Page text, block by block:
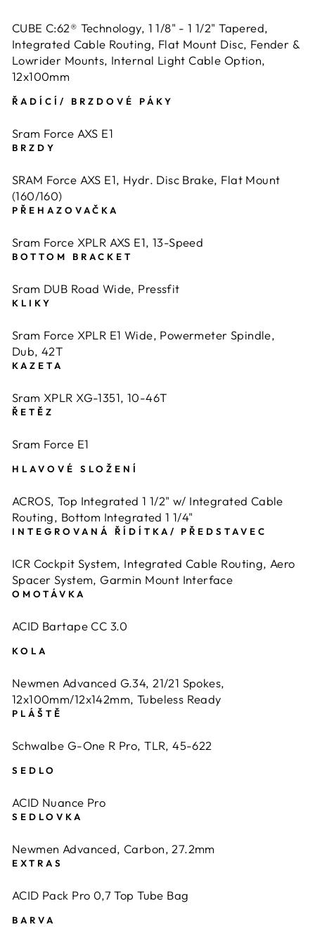
CUBE C:62® Technology, 1 1/8" - 1 1/2" Tapered,
Integrated Cable Routing, Flat Mount Disc, Fender &
Lowrider Mounts, Internal Light Cable Option,
12x100mm
ŘADÍCÍ/ BRZDOVÉ PÁKY
Sram Force AXS E1
BRZDY
SRAM Force AXS E1, Hydr. Disc Brake, Flat Mount
(160/160)
PŘEHAZOVAČKA
Sram Force XPLR AXS E1, 13-Speed
BOTTOM BRACKET
Sram DUB Road Wide, Pressfit
KLIKY
Sram Force XPLR E1 Wide, Powermeter Spindle,
Dub, 42T
KAZETA
Sram XPLR XG-1351, 10-46T
ŘETĚZ
Sram Force E1
HLAVOVÉ SLOŽENÍ
ACROS, Top Integrated 1 1/2" w/ Integrated Cable
Routing, Bottom Integrated 1 1/4"
INTEGROVANÁ ŘÍDÍTKA/ PŘEDSTAVEC
ICR Cockpit System, Integrated Cable Routing, Aero
Spacer System, Garmin Mount Interface
OMOTÁVKA
ACID Bartape CC 3.0
KOLA
Newmen Advanced G.34, 21/21 Spokes,
12x100mm/12x142mm, Tubeless Ready
PLÁŠTĚ
Schwalbe G-One R Pro, TLR, 45-622
SEDLO
ACID Nuance Pro
SEDLOVKA
Newmen Advanced, Carbon, 27.2mm
EXTRAS
ACID Pack Pro 0,7 Top Tube Bag
BARVA